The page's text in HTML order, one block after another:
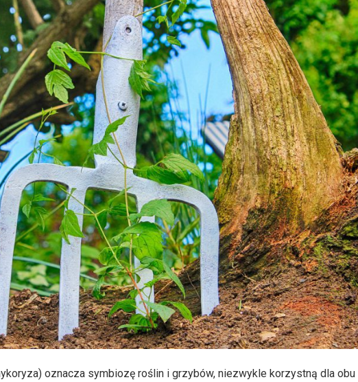
oznacza symbiozę roślin i grzybów, niezwykle korzystną dla obu